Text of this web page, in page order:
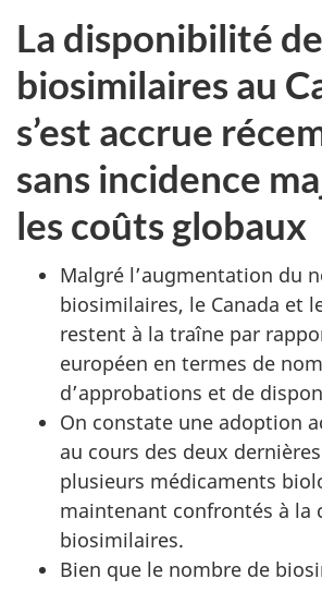
La disponibilité
biosimilaires au
s’est accrue
sans incidence
les coûts globaux
Malgré l’augmentation du
biosimilaires, le Canada et
restent à la traîne par
européen en termes de
d’approbations et de
On constate une adoption
au cours des deux
plusieurs médicaments
maintenant confrontés à la
biosimilaires.
Bien que le nombre de